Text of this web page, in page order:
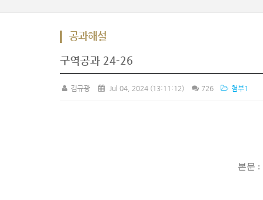
공과해설
구역공과 24-26
김규광 Jul 04, 2024 (13:11:12) 726 첨부1
본문 :